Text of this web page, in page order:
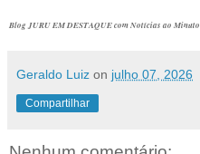
Blog JURU EM DESTAQUE com Notícias ao Minuto
Geraldo Luiz on julho 07, 2026
Compartilhar